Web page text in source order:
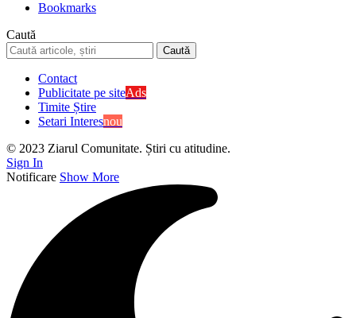
Bookmarks
Caută
Contact
Publicitate pe siteAds
Timite Știre
Setari Interesnou
© 2023 Ziarul Comunitate. Știri cu atitudine.
Sign In
Notificare Show More